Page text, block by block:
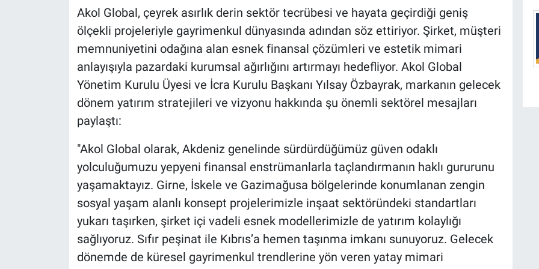
Akol Global, çeyrek asırlık derin sektör tecrübesi ve hayata geçirdiği geniş
ölçekli projeleriyle gayrimenkul dünyasında adından söz ettiriyor. Şirket, müşteri
memnuniyetini odağına alan esnek finansal çözümleri ve estetik mimari
anlayışıyla pazardaki kurumsal ağırlığını artırmayı hedefliyor. Akol Global
Yönetim Kurulu Üyesi ve İcra Kurulu Başkanı Yılsay Özbayrak, markanın gelecek
dönem yatırım stratejileri ve vizyonu hakkında şu önemli sektörel mesajları
paylaştı:
"Akol Global olarak, Akdeniz genelinde sürdürdüğümüz güven odaklı
yolculuğumuzu yepyeni finansal enstrümanlarla taçlandırmanın haklı gururunu
yaşamaktayız. Girne, İskele ve Gazimağusa bölgelerinde konumlanan zengin
sosyal yaşam alanlı konsept projelerimizle inşaat sektöründeki standartları
yukarı taşırken, şirket içi vadeli esnek modellerimizle de yatırım kolaylığı
sağlıyoruz. Sıfır peşinat ile Kıbrıs’a hemen taşınma imkanı sunuyoruz. Gelecek
dönemde de küresel gayrimenkul trendlerine yön veren yatay mimari